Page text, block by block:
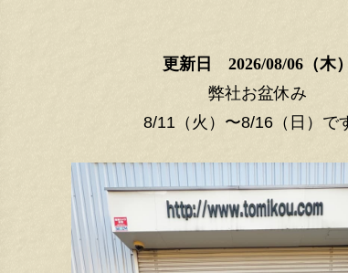
更新日 2026/08/06（木
弊社お盆休み
8/11（火）〜8/16（日）で